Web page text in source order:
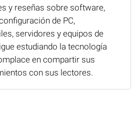
y reseñas sobre software,
de PC,
servidores y equipos de
estudiando la tecnología
en compartir sus
con sus lectores.